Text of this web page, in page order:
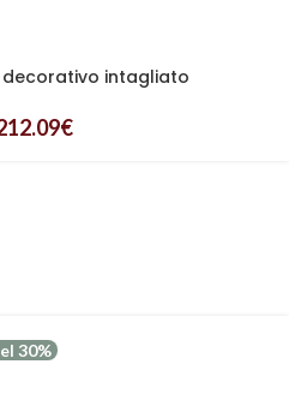
decorativo intagliato
€
30%